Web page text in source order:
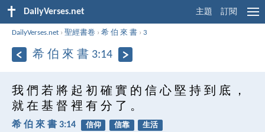
DailyVerses.net 主題 訂閱
DailyVerses.net ›聖經書卷 ›希 伯 來 書 ›3
希 伯 來 書 3:14
我 們 若 將 起 初 確 實 的 信 心 堅 持 到 底 ，
就 在 基 督 裡 有 分 了 。
希 伯 來 書 3:14 信仰 信靠 生活